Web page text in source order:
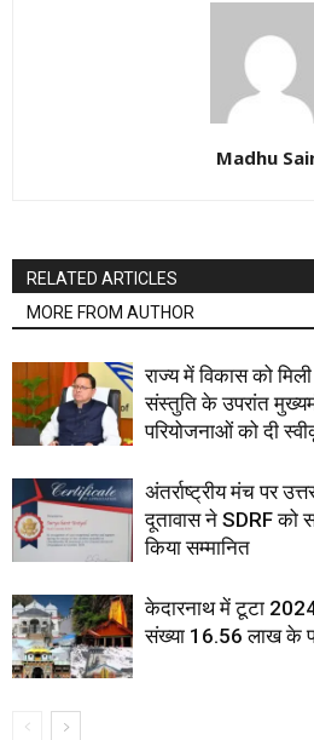
Madhu
RELATED ARTICLES
MORE FROM AUTHOR
राज्य में विकास को
संस्तुति के उपरांत
परियोजनाओं को दी
अंतर्राष्ट्रीय मंच पर
दूतावास ने SDRF को
किया सम्मानित
केदारनाथ में टूटा
संख्या 16.56 लाख के